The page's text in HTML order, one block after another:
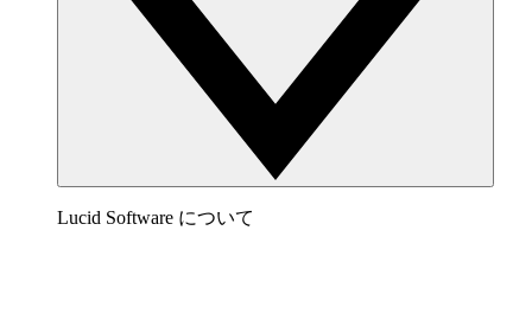
Lucid Software について